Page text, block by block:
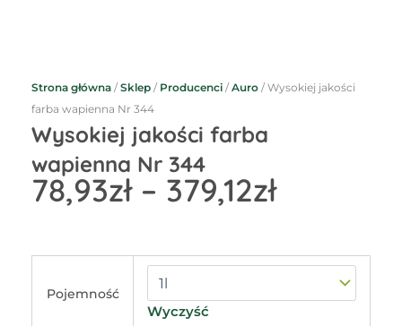
Strona główna /Sklep / Producenci /Auro / Wysokiej jakości
farba wapienna Nr 344
Wysokiej jakości farba
wapienna Nr 344
78,93zł – 379,12złZakres
78,93zł
do
379,12zł
Pojemność
Wyczyść
jakości